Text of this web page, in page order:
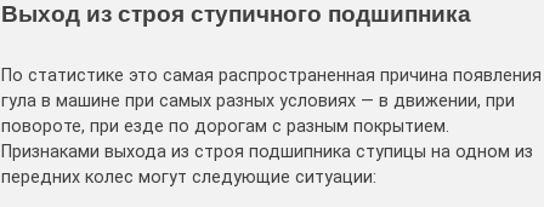
Выход из строя ступичного подшипника
По статистике это самая распространенная причина появления
гула в машине при самых разных условиях — в движении, при
повороте, при езде по дорогам с разным покрытием.
Признаками выхода из строя подшипника ступицы на одном из
передних колес могут следующие ситуации: